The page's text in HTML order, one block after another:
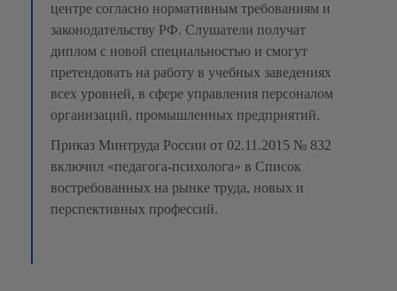
центре согласно нормативным требованиям и
законодательству РФ. Слушатели получат
диплом с новой специальностью и смогут
претендовать на работу в учебных заведениях
всех уровней, в сфере управления персоналом
организаций, промышленных предприятий.
Приказ Минтруда России от 02.11.2015 № 832
включил «педагога-психолога» в Список
востребованных на рынке труда, новых и
перспективных профессий.